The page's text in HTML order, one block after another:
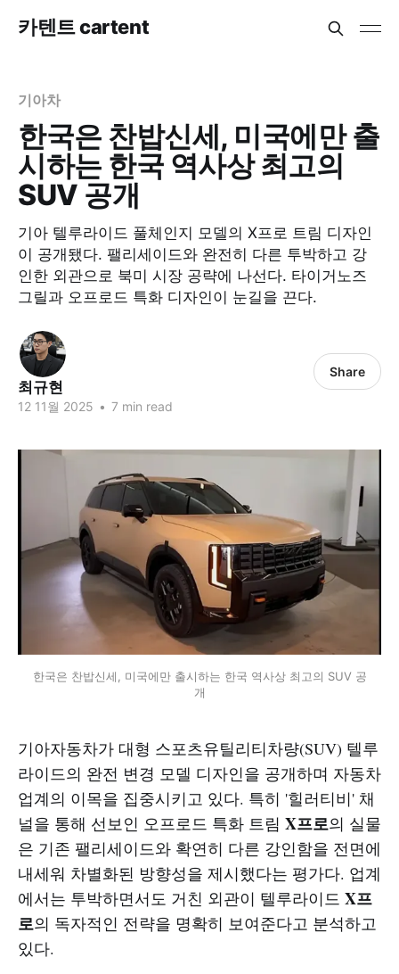
카텐트 cartent
기아차
한국은 찬밥신세, 미국에만 출
시하는 한국 역사상 최고의
SUV 공개
기아 텔루라이드 풀체인지 모델의 X프로 트림 디자인
이 공개됐다. 팰리세이드와 완전히 다른 투박하고 강
인한 외관으로 북미 시장 공략에 나선다. 타이거노즈
그릴과 오프로드 특화 디자인이 눈길을 끈다.
최규현
12 11월 2025 • 7 min read
Share
한국은 찬밥신세, 미국에만 출시하는 한국 역사상 최고의 SUV 공
개
기아자동차가 대형 스포츠유틸리티차량(SUV) 텔루
라이드의 완전 변경 모델 디자인을 공개하며 자동차
업계의 이목을 집중시키고 있다. 특히 '힐러티비' 채
널을 통해 선보인 오프로드 특화 트림 X프로의 실물
은 기존 팰리세이드와 확연히 다른 강인함을 전면에
내세워 차별화된 방향성을 제시했다는 평가다. 업계
에서는 투박하면서도 거친 외관이 텔루라이드 X프
로의 독자적인 전략을 명확히 보여준다고 분석하고
있다.